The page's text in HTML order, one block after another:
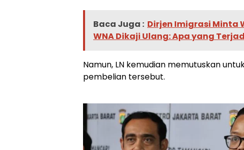
Baca Juga : Dirjen Imigrasi Minta
WNA Dikaji Ulang: Apa yang
Namun, LN kemudian memutuskan
pembelian tersebut.